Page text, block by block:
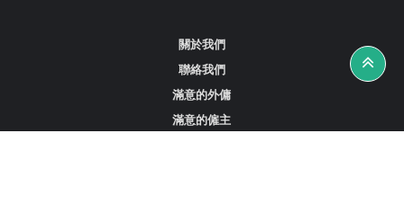
關於我們
聯絡我們
滿意的外傭
滿意的僱主